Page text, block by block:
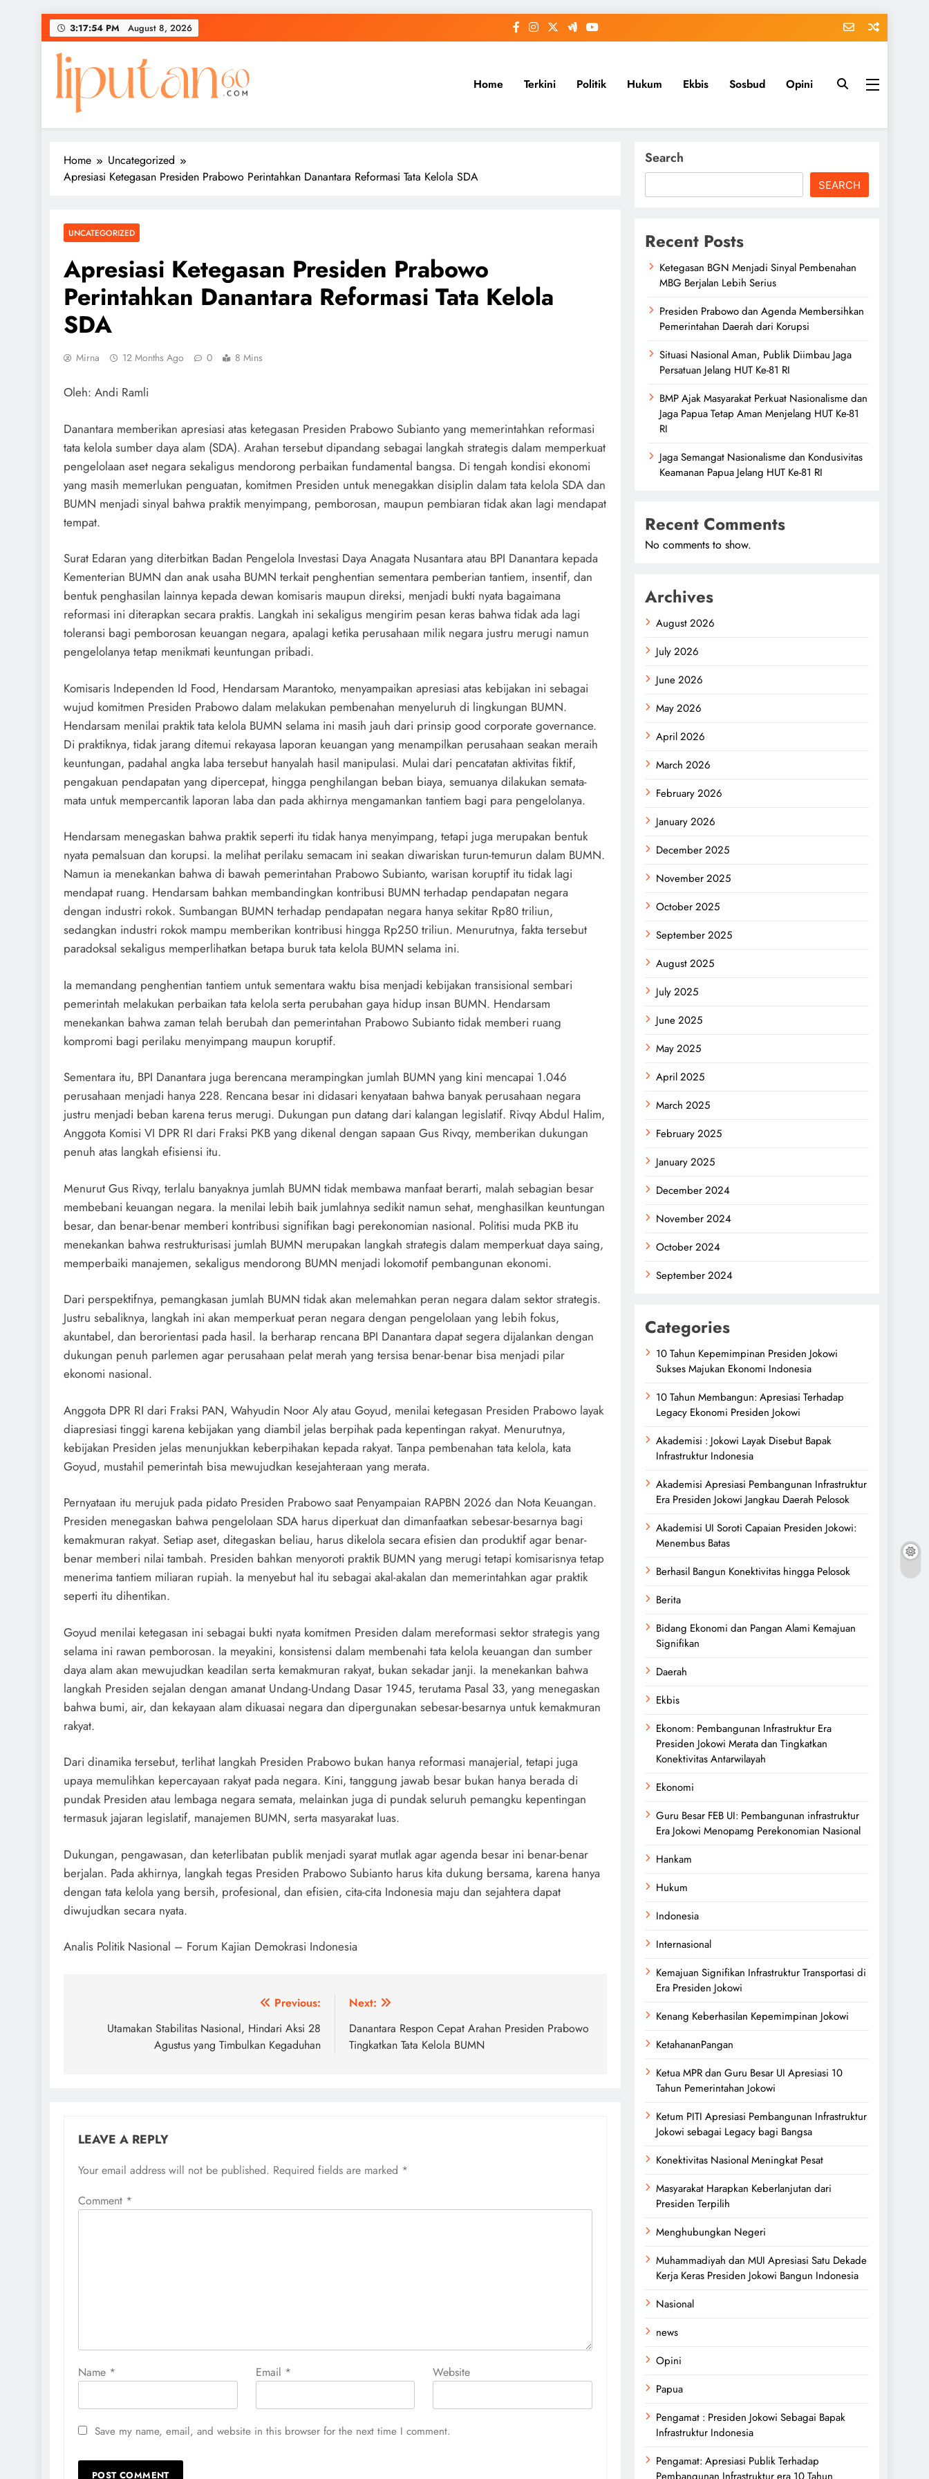
Skip
to
content
3:17:54 PM August 8, 2026
Home Terkini Politik Hukum Ekbis Sosbud Opini
Home
Uncategorized
Apresiasi Ketegasan Presiden Prabowo Perintahkan Danantara Reformasi Tata Kelola SDA
UNCATEGORIZED
Apresiasi Ketegasan Presiden Prabowo
Perintahkan Danantara Reformasi Tata Kelola
SDA
Mirna 12 Months Ago 0 8 Mins
Oleh: Andi Ramli
Danantara memberikan apresiasi atas ketegasan Presiden Prabowo Subianto yang memerintahkan reformasi
tata kelola sumber daya alam (SDA). Arahan tersebut dipandang sebagai langkah strategis dalam memperkuat
pengelolaan aset negara sekaligus mendorong perbaikan fundamental bangsa. Di tengah kondisi ekonomi
yang masih memerlukan penguatan, komitmen Presiden untuk menegakkan disiplin dalam tata kelola SDA dan
BUMN menjadi sinyal bahwa praktik menyimpang, pemborosan, maupun pembiaran tidak akan lagi mendapat
tempat.
Surat Edaran yang diterbitkan Badan Pengelola Investasi Daya Anagata Nusantara atau BPI Danantara kepada
Kementerian BUMN dan anak usaha BUMN terkait penghentian sementara pemberian tantiem, insentif, dan
bentuk penghasilan lainnya kepada dewan komisaris maupun direksi, menjadi bukti nyata bagaimana
reformasi ini diterapkan secara praktis. Langkah ini sekaligus mengirim pesan keras bahwa tidak ada lagi
toleransi bagi pemborosan keuangan negara, apalagi ketika perusahaan milik negara justru merugi namun
pengelolanya tetap menikmati keuntungan pribadi.
Komisaris Independen Id Food, Hendarsam Marantoko, menyampaikan apresiasi atas kebijakan ini sebagai
wujud komitmen Presiden Prabowo dalam melakukan pembenahan menyeluruh di lingkungan BUMN.
Hendarsam menilai praktik tata kelola BUMN selama ini masih jauh dari prinsip good corporate governance.
Di praktiknya, tidak jarang ditemui rekayasa laporan keuangan yang menampilkan perusahaan seakan meraih
keuntungan, padahal angka laba tersebut hanyalah hasil manipulasi. Mulai dari pencatatan aktivitas fiktif,
pengakuan pendapatan yang dipercepat, hingga penghilangan beban biaya, semuanya dilakukan semata-
mata untuk mempercantik laporan laba dan pada akhirnya mengamankan tantiem bagi para pengelolanya.
Hendarsam menegaskan bahwa praktik seperti itu tidak hanya menyimpang, tetapi juga merupakan bentuk
nyata pemalsuan dan korupsi. Ia melihat perilaku semacam ini seakan diwariskan turun-temurun dalam BUMN.
Namun ia menekankan bahwa di bawah pemerintahan Prabowo Subianto, warisan koruptif itu tidak lagi
mendapat ruang. Hendarsam bahkan membandingkan kontribusi BUMN terhadap pendapatan negara
dengan industri rokok. Sumbangan BUMN terhadap pendapatan negara hanya sekitar Rp80 triliun,
sedangkan industri rokok mampu memberikan kontribusi hingga Rp250 triliun. Menurutnya, fakta tersebut
paradoksal sekaligus memperlihatkan betapa buruk tata kelola BUMN selama ini.
Ia memandang penghentian tantiem untuk sementara waktu bisa menjadi kebijakan transisional sembari
pemerintah melakukan perbaikan tata kelola serta perubahan gaya hidup insan BUMN. Hendarsam
menekankan bahwa zaman telah berubah dan pemerintahan Prabowo Subianto tidak memberi ruang
kompromi bagi perilaku menyimpang maupun koruptif.
Sementara itu, BPI Danantara juga berencana merampingkan jumlah BUMN yang kini mencapai 1.046
perusahaan menjadi hanya 228. Rencana besar ini didasari kenyataan bahwa banyak perusahaan negara
justru menjadi beban karena terus merugi. Dukungan pun datang dari kalangan legislatif. Rivqy Abdul Halim,
Anggota Komisi VI DPR RI dari Fraksi PKB yang dikenal dengan sapaan Gus Rivqy, memberikan dukungan
penuh atas langkah efisiensi itu.
Menurut Gus Rivqy, terlalu banyaknya jumlah BUMN tidak membawa manfaat berarti, malah sebagian besar
membebani keuangan negara. Ia menilai lebih baik jumlahnya sedikit namun sehat, menghasilkan keuntungan
besar, dan benar-benar memberi kontribusi signifikan bagi perekonomian nasional. Politisi muda PKB itu
menekankan bahwa restrukturisasi jumlah BUMN merupakan langkah strategis dalam memperkuat daya saing,
memperbaiki manajemen, sekaligus mendorong BUMN menjadi lokomotif pembangunan ekonomi.
Dari perspektifnya, pemangkasan jumlah BUMN tidak akan melemahkan peran negara dalam sektor strategis.
Justru sebaliknya, langkah ini akan memperkuat peran negara dengan pengelolaan yang lebih fokus,
akuntabel, dan berorientasi pada hasil. Ia berharap rencana BPI Danantara dapat segera dijalankan dengan
dukungan penuh parlemen agar perusahaan pelat merah yang tersisa benar-benar bisa menjadi pilar
ekonomi nasional.
Anggota DPR RI dari Fraksi PAN, Wahyudin Noor Aly atau Goyud, menilai ketegasan Presiden Prabowo layak
diapresiasi tinggi karena kebijakan yang diambil jelas berpihak pada kepentingan rakyat. Menurutnya,
kebijakan Presiden jelas menunjukkan keberpihakan kepada rakyat. Tanpa pembenahan tata kelola, kata
Goyud, mustahil pemerintah bisa mewujudkan kesejahteraan yang merata.
Pernyataan itu merujuk pada pidato Presiden Prabowo saat Penyampaian RAPBN 2026 dan Nota Keuangan.
Presiden menegaskan bahwa pengelolaan SDA harus diperkuat dan dimanfaatkan sebesar-besarnya bagi
kemakmuran rakyat. Setiap aset, ditegaskan beliau, harus dikelola secara efisien dan produktif agar benar-
benar memberi nilai tambah. Presiden bahkan menyoroti praktik BUMN yang merugi tetapi komisarisnya tetap
menerima tantiem miliaran rupiah. Ia menyebut hal itu sebagai akal-akalan dan memerintahkan agar praktik
seperti itu dihentikan.
Goyud menilai ketegasan ini sebagai bukti nyata komitmen Presiden dalam mereformasi sektor strategis yang
selama ini rawan pemborosan. Ia meyakini, konsistensi dalam membenahi tata kelola keuangan dan sumber
daya alam akan mewujudkan keadilan serta kemakmuran rakyat, bukan sekadar janji. Ia menekankan bahwa
langkah Presiden sejalan dengan amanat Undang-Undang Dasar 1945, terutama Pasal 33, yang menegaskan
bahwa bumi, air, dan kekayaan alam dikuasai negara dan dipergunakan sebesar-besarnya untuk kemakmuran
rakyat.
Dari dinamika tersebut, terlihat langkah Presiden Prabowo bukan hanya reformasi manajerial, tetapi juga
upaya memulihkan kepercayaan rakyat pada negara. Kini, tanggung jawab besar bukan hanya berada di
pundak Presiden atau lembaga negara semata, melainkan juga di pundak seluruh pemangku kepentingan
termasuk jajaran legislatif, manajemen BUMN, serta masyarakat luas.
Dukungan, pengawasan, dan keterlibatan publik menjadi syarat mutlak agar agenda besar ini benar-benar
berjalan. Pada akhirnya, langkah tegas Presiden Prabowo Subianto harus kita dukung bersama, karena hanya
dengan tata kelola yang bersih, profesional, dan efisien, cita-cita Indonesia maju dan sejahtera dapat
diwujudkan secara nyata.
Analis Politik Nasional – Forum Kajian Demokrasi Indonesia
navigation
Previous:
Utamakan Stabilitas Nasional, Hindari Aksi 28
Agustus yang Timbulkan Kegaduhan
Next:
Danantara Respon Cepat Arahan Presiden Prabowo
Tingkatkan Tata Kelola BUMN
LEAVE A REPLY
Your email address will not be published. Required fields are marked *
Comment *
Name * Email * Website
Save my name, email, and website in this browser for the next time I comment.
Search
SEARCH
Recent Posts
Ketegasan BGN Menjadi Sinyal Pembenahan
MBG Berjalan Lebih Serius
Presiden Prabowo dan Agenda Membersihkan
Pemerintahan Daerah dari Korupsi
Situasi Nasional Aman, Publik Diimbau Jaga
Persatuan Jelang HUT Ke-81 RI
BMP Ajak Masyarakat Perkuat Nasionalisme dan
Jaga Papua Tetap Aman Menjelang HUT Ke-81
RI
Jaga Semangat Nasionalisme dan Kondusivitas
Keamanan Papua Jelang HUT Ke-81 RI
Recent Comments
No comments to show.
Archives
August 2026
July 2026
June 2026
May 2026
April 2026
March 2026
February 2026
January 2026
December 2025
November 2025
October 2025
September 2025
August 2025
July 2025
June 2025
May 2025
April 2025
March 2025
February 2025
January 2025
December 2024
November 2024
October 2024
September 2024
Categories
10 Tahun Kepemimpinan Presiden Jokowi
Sukses Majukan Ekonomi Indonesia
10 Tahun Membangun: Apresiasi Terhadap
Legacy Ekonomi Presiden Jokowi
Akademisi : Jokowi Layak Disebut Bapak
Infrastruktur Indonesia
Akademisi Apresiasi Pembangunan Infrastruktur
Era Presiden Jokowi Jangkau Daerah Pelosok
Akademisi UI Soroti Capaian Presiden Jokowi:
Menembus Batas
Berhasil Bangun Konektivitas hingga Pelosok
Berita
Bidang Ekonomi dan Pangan Alami Kemajuan
Signifikan
Daerah
Ekbis
Ekonom: Pembangunan Infrastruktur Era
Presiden Jokowi Merata dan Tingkatkan
Konektivitas Antarwilayah
Ekonomi
Guru Besar FEB UI: Pembangunan infrastruktur
Era Jokowi Menopamg Perekonomian Nasional
Hankam
Hukum
Indonesia
Internasional
Kemajuan Signifikan Infrastruktur Transportasi di
Era Presiden Jokowi
Kenang Keberhasilan Kepemimpinan Jokowi
KetahananPangan
Ketua MPR dan Guru Besar UI Apresiasi 10
Tahun Pemerintahan Jokowi
Ketum PITI Apresiasi Pembangunan Infrastruktur
Jokowi sebagai Legacy bagi Bangsa
Konektivitas Nasional Meningkat Pesat
Masyarakat Harapkan Keberlanjutan dari
Presiden Terpilih
Menghubungkan Negeri
Muhammadiyah dan MUI Apresiasi Satu Dekade
Kerja Keras Presiden Jokowi Bangun Indonesia
Nasional
news
Opini
Papua
Pengamat : Presiden Jokowi Sebagai Bapak
Infrastruktur Indonesia
Pengamat: Apresiasi Publik Terhadap